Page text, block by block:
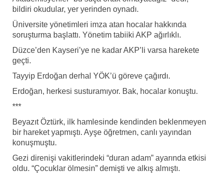
bildiri okudular, yer yerinden oynadı.
Üniversite yönetimleri imza atan hocalar hakkında
soruşturma başlattı. Yönetim tabiiki AKP ağırlıklı.
Düzce’den Kayseri’ye ne kadar AKP’li varsa harekete
geçti.
Tayyip Erdoğan derhal YÖK’ü göreve çağırdı.
Erdoğan, herkesi susturamıyor. Bak, hocalar konuştu.
***
Beyazıt Öztürk, ilk hamlesinde kendinden beklenmeyen
bir hareket yapmıştı. Ayşe öğretmen, canlı yayından
konuşmuştu.
Gezi direnişi vakitlerindeki “duran adam” ayarında etkisi
oldu. “Çocuklar ölmesin” demişti ve alkış almıştı.